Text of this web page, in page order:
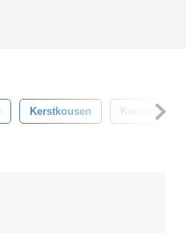
Kerstkousen Kerstmis